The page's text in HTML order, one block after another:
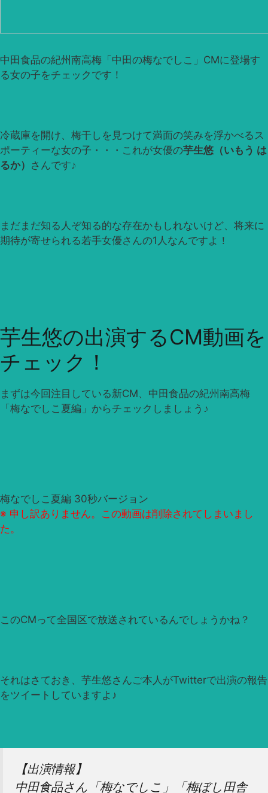
中田食品の紀州南高梅「中田の梅なでしこ」CMに登場す
る女の子をチェックです！
冷蔵庫を開け、梅干しを見つけて満面の笑みを浮かべるス
ポーティーな女の子・・・これが女優の芋生悠（いもう は
るか） さんです♪
まだまだ知る人ぞ知る的な存在かもしれないけど、将来に
期待が寄せられる若手女優さんの1人なんですよ！
芋生悠の出演するCM動画を
チェック！
まずは今回注目している新CM、中田食品の紀州南高梅
「梅なでしこ夏編」からチェックしましょう♪
梅なでしこ夏編 30秒バージョン
※ 申し訳ありません。この動画は削除されてしまいまし
た。
このCMって全国区で放送されているんでしょうかね？
それはさておき、芋生悠さんご本人がTwitterで出演の報告
をツイートしていますよ♪
【出演情報】
中田食品さん「梅なでしこ」「梅ぼし田舎